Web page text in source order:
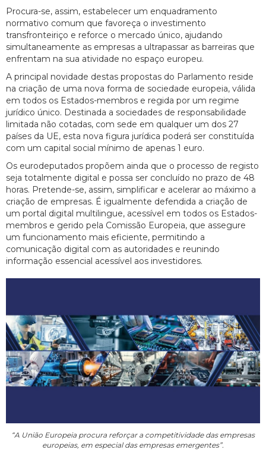
Procura-se, assim, estabelecer um enquadramento
normativo comum que favoreça o investimento
transfronteiriço e reforce o mercado único, ajudando
simultaneamente as empresas a ultrapassar as barreiras que
enfrentam na sua atividade no espaço europeu.
A principal novidade destas propostas do Parlamento reside
na criação de uma nova forma de sociedade europeia, válida
em todos os Estados-membros e regida por um regime
jurídico único. Destinada a sociedades de responsabilidade
limitada não cotadas, com sede em qualquer um dos 27
países da UE, esta nova figura jurídica poderá ser constituída
com um capital social mínimo de apenas 1 euro.
Os eurodeputados propõem ainda que o processo de registo
seja totalmente digital e possa ser concluído no prazo de 48
horas. Pretende-se, assim, simplificar e acelerar ao máximo a
criação de empresas. É igualmente defendida a criação de
um portal digital multilingue, acessível em todos os Estados-
membros e gerido pela Comissão Europeia, que assegure
um funcionamento mais eficiente, permitindo a
comunicação digital com as autoridades e reunindo
informação essencial acessível aos investidores.
“A União Europeia procura reforçar a competitividade das empresas
europeias, em especial das empresas emergentes”.